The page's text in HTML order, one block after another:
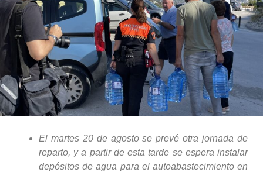
El martes 20 de agosto se prevé otra jornada de
reparto, y a partir de esta tarde se espera instalar
depósitos de agua para el autoabastecimiento en